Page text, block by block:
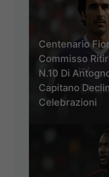
Centenario
Commisso
N.10 Di
Capitano
Celebrazioni